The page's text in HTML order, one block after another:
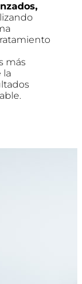
más
la